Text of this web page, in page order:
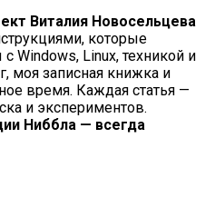
Виталия Новосельцева
которые
Windows, Linux, техникой и
моя записная книжка и
время. Каждая статья —
и экспериментов.
Ниббла — всегда